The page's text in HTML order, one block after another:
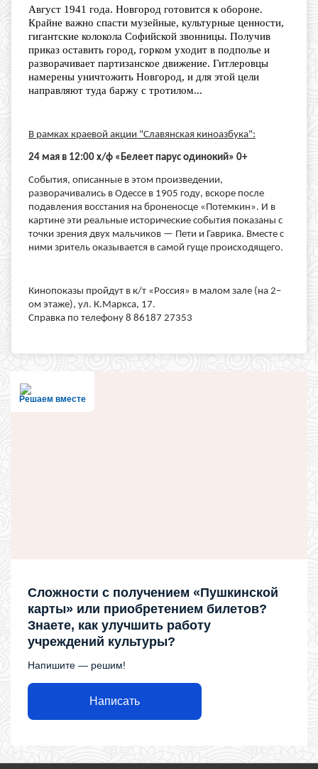
Август 1941 года. Новгород готовится к обороне.
Крайне важно спасти музейные, культурные ценности,
гигантские колокола Софийской звонницы. Получив
приказ оставить город, горком уходит в подполье и
разворачивает партизанское движение. Гитлеровцы
намерены уничтожить Новгород, и для этой цели
направляют туда баржу с тротилом...
В рамках краевой акции "Славянская киноазбука":
24 мая в 12:00 х/ф «Белеет парус одинокий» 0+
События, описанные в этом произведении,
разворачивались в Одессе в 1905 году, вскоре после
подавления восстания на броненосце «Потемкин». И в
картине эти реальные исторические события показаны с
точки зрения двух мальчиков — Пети и Гаврика. Вместе с
ними зритель оказывается в самой гуще происходящего.
Кинопоказы пройдут в к/т «Россия» в малом зале (на 2–
ом этаже), ул. К.Маркса, 17.
Справка по телефону 8 86187 27353
Решаем вместе
Сложности с получением «Пушкинской
карты» или приобретением билетов?
Знаете, как улучшить работу
учреждений культуры?
Напишите — решим!
Написать